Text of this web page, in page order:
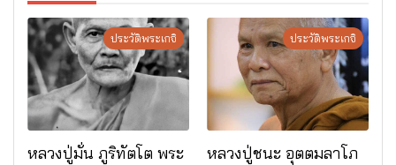
ประวัติพระเกจิ
หลวงปู่มั่น ภูริทัตโต พระ
ประวัติพระเกจิ
หลวงปู่ชนะ อุตตมลาโภ